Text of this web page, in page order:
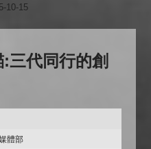
10-15
三代同行的創
體部